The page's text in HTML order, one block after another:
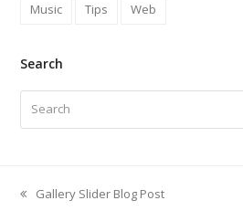
Music
Tips Web
Search
previous
Gallery Slider Blog Post